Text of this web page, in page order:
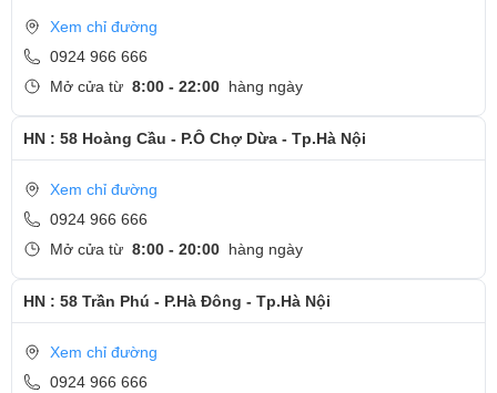
Xem chỉ đường
0924 966 666
Mở cửa từ 8:00 - 22:00 hàng ngày
HN : 58 Hoàng Cầu - P.Ô Chợ Dừa - Tp.Hà Nội
Xem chỉ đường
0924 966 666
Mở cửa từ 8:00 - 20:00 hàng ngày
HN : 58 Trần Phú - P.Hà Đông - Tp.Hà Nội
Xem chỉ đường
0924 966 666